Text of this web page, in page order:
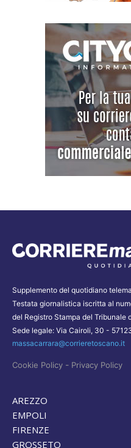
Supplemento del quotidiano
Testata giornalistica iscritta al
del Registro Stampa del Tribunale
Sede legale: Via Cairoli, 30 -
massacarrara@corrieretoscano.it
Cookie Policy - Privacy Policy
AREZZO
EMPOLI
FIRENZE
GROSSETO